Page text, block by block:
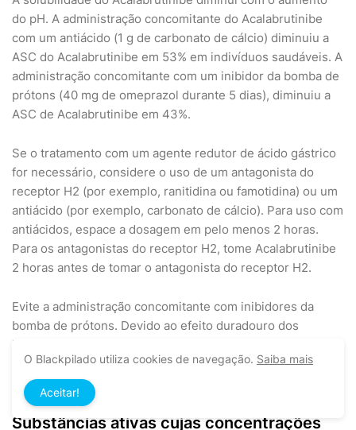
do pH. A administração concomitante do Acalabrutinibe
com um antiácido (1 g de carbonato de cálcio) diminuiu a
ASC do Acalabrutinibe em 53% em indivíduos saudáveis. A
administração concomitante com um inibidor da bomba de
prótons (40 mg de omeprazol durante 5 dias), diminuiu a
ASC de Acalabrutinibe em 43%.
Se o tratamento com um agente redutor de ácido gástrico
for necessário, considere o uso de um antagonista do
receptor H2 (por exemplo, ranitidina ou famotidina) ou um
antiácido (por exemplo, carbonato de cálcio). Para uso com
antiácidos, espace a dosagem em pelo menos 2 horas.
Para os antagonistas do receptor H2, tome Acalabrutinibe
2 horas antes de tomar o antagonista do receptor H2.
Evite a administração concomitante com inibidores da
bomba de prótons. Devido ao efeito duradouro dos
inibidores da bomba de prótons, a separação de doses
com inibidores da bomba de prótons pode não eliminar a
interação com Acalabrutinibe.
Substâncias ativas cujas concentrações
O Blackpilado utiliza cookies de navegação. Saiba mais
Aceitar!